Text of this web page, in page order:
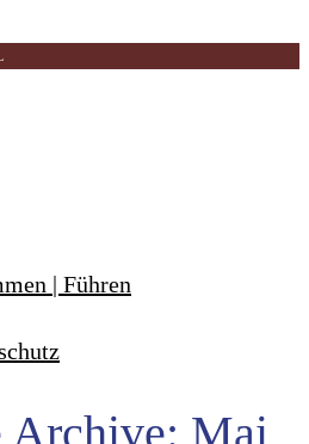
| Führen
Archive: Mai